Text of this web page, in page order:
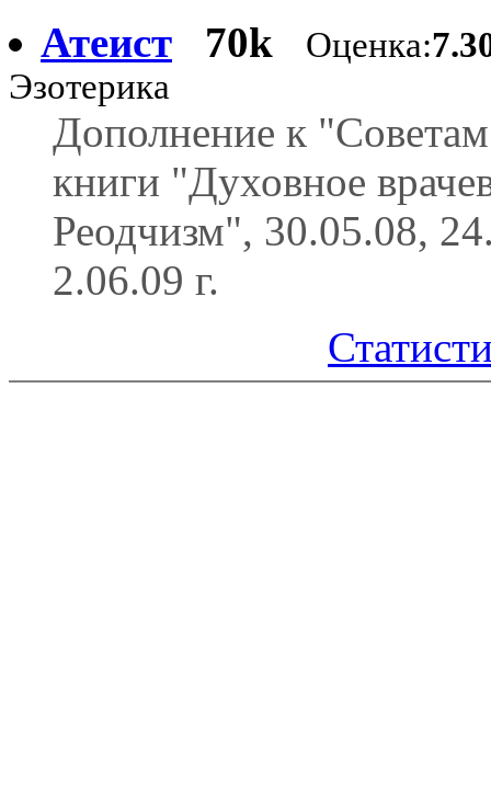
Атеист 70k Оценка:
Эзотерика
Дополнение к
книги "Духовное
Реодчизм", 30.05.08,
2.06.09 г.